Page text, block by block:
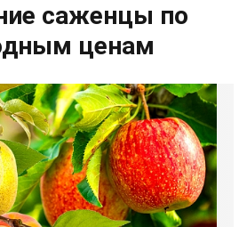
саженцы по
ценам